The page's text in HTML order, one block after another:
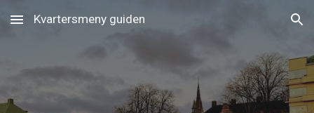
Skip to main content Skip to navigation
Kvartersmeny guiden